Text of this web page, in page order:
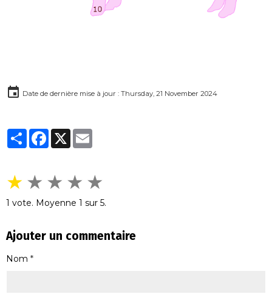
Date de dernière mise à jour : Thursday, 21 November 2024
PartagerFacebook
X
★ ★ ★ ★ ★
1 vote. Moyenne 1 sur 5.
Ajouter un commentaire
Nom